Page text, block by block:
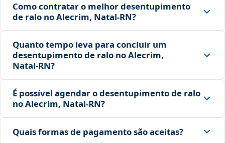
Como contratar o melhor desentupimento
de ralo no Alecrim, Natal‑RN?
Quanto tempo leva para concluir um
desentupimento de ralo no Alecrim,
Natal‑RN?
É possível agendar o desentupimento de ralo
no Alecrim, Natal‑RN?
Quais formas de pagamento são aceitas?